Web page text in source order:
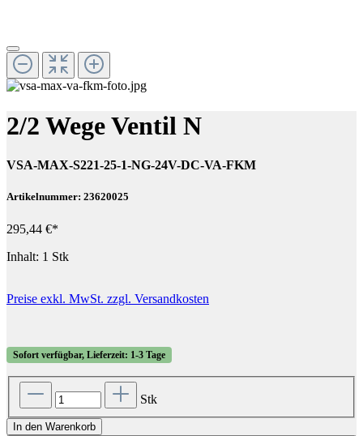
2/2 Wege Ventil N
VSA-MAX-S221-25-1-NG-24V-DC-VA-FKM
Artikelnummer: 23620025
295,44 €*
Inhalt: 1 Stk
Preise exkl. MwSt. zzgl. Versandkosten
Sofort verfügbar, Lieferzeit: 1-3 Tage
Stk
In den Warenkorb